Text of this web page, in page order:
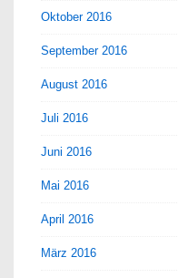
Oktober 2016
September 2016
August 2016
Juli 2016
Juni 2016
Mai 2016
April 2016
März 2016